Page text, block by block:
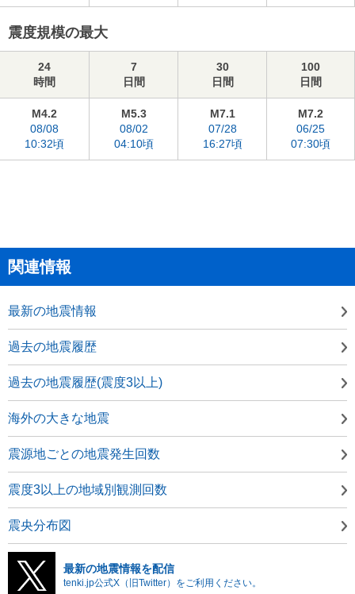
震度規模の最大
24
時間
7
日間
30
日間
100
日間
M4.2
08/08
10:32頃
M5.3
08/02
04:10頃
M7.1
07/28
16:27頃
M7.2
06/25
07:30頃
関連情報
最新の地震情報
過去の地震履歴
過去の地震履歴(震度3以上)
海外の大きな地震
震源地ごとの地震発生回数
震度3以上の地域別観測回数
震央分布図
最新の地震情報を配信
tenki.jp公式X（旧Twitter）をご利用ください。